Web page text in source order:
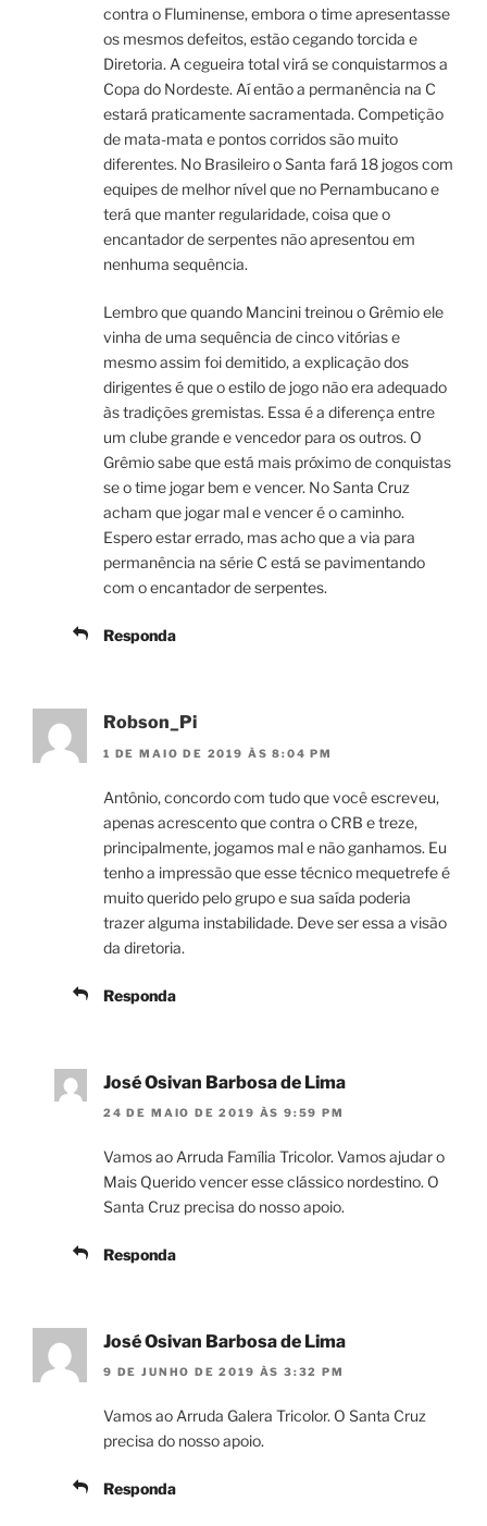
contra o Fluminense, embora o time apresentasse
os mesmos defeitos, estão cegando torcida e
Diretoria. A cegueira total virá se conquistarmos a
Copa do Nordeste. Aí então a permanência na C
estará praticamente sacramentada. Competição
de mata-mata e pontos corridos são muito
diferentes. No Brasileiro o Santa fará 18 jogos com
equipes de melhor nível que no Pernambucano e
terá que manter regularidade, coisa que o
encantador de serpentes não apresentou em
nenhuma sequência.
Lembro que quando Mancini treinou o Grêmio ele
vinha de uma sequência de cinco vitórias e
mesmo assim foi demitido, a explicação dos
dirigentes é que o estilo de jogo não era adequado
às tradições gremistas. Essa é a diferença entre
um clube grande e vencedor para os outros. O
Grêmio sabe que está mais próximo de conquistas
se o time jogar bem e vencer. No Santa Cruz
acham que jogar mal e vencer é o caminho.
Espero estar errado, mas acho que a via para
permanência na série C está se pavimentando
com o encantador de serpentes.
Responda
Robson_Pi
1 DE MAIO DE 2019 ÀS 8:04 PM
Antônio, concordo com tudo que você escreveu,
apenas acrescento que contra o CRB e treze,
principalmente, jogamos mal e não ganhamos. Eu
tenho a impressão que esse técnico mequetrefe é
muito querido pelo grupo e sua saída poderia
trazer alguma instabilidade. Deve ser essa a visão
da diretoria.
Responda
José Osivan Barbosa de Lima
24 DE MAIO DE 2019 ÀS 9:59 PM
Vamos ao Arruda Família Tricolor. Vamos ajudar o
Mais Querido vencer esse clássico nordestino. O
Santa Cruz precisa do nosso apoio.
Responda
José Osivan Barbosa de Lima
9 DE JUNHO DE 2019 ÀS 3:32 PM
Vamos ao Arruda Galera Tricolor. O Santa Cruz
precisa do nosso apoio.
Responda